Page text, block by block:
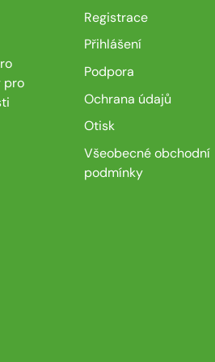
pro
Registrace
Přihlášení
Podpora
Ochrana údajů
Otisk
Všeobecné obchodní
podmínky